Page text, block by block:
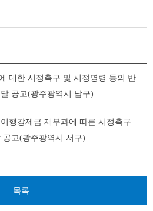
대한 시정촉구 및 시정명령 등의 반
공고(광주광역시 남구)
행강제금 재부과에 따른 시정촉구
공고(광주광역시 서구)
목록